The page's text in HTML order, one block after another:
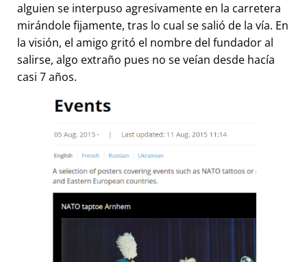
alguien se interpuso agresivamente en la carretera
mirándole fijamente, tras lo cual se salió de la vía. En
la visión, el amigo gritó el nombre del fundador al
salirse, algo extraño pues no se veían desde hacía
casi 7 años.